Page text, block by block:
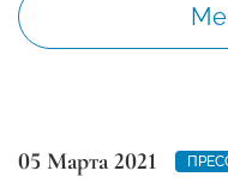
05 Марта 2021